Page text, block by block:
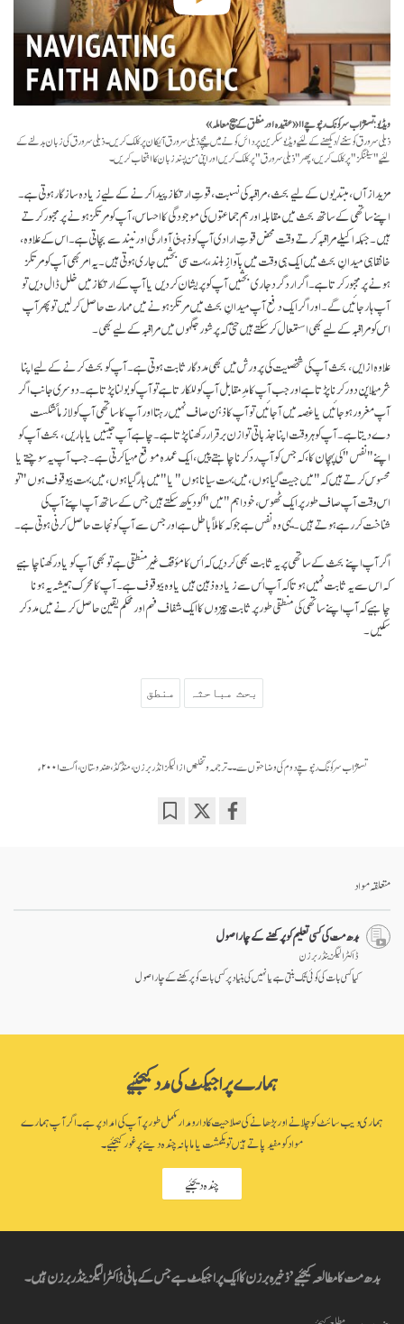
ویڈیو: تسنژاب سرکونگ رنپوچے ۱۱ ـ «عقیدہ اور منطق کے بیچ معاملہ»
ذیلی سرورق کو سننے/دیکھنے کے لئیے ویڈیو سکرین پر دائں کونے میں نیچے ذیلی سرورق آئیکان پر کلک کریں۔ ذیلی سرورق کی زبان بدلنے کے
لئیے "سیٹنگز" پر کلک کریں، پھر "ذیلی سرورق" پر کلک کریں اور اپنی من پسند زبان کا انتخاب کریں۔
مزید از آں، مبتدیوں کے لیے بحث، مراقبہ کی نسبت، قوتِ ارتکاز پیدا کرنے کے لیے زیادہ سازگار ہوتی ہے۔
اپنے ساتھی کے ساتھ بحث میں مقابلہ اور ہم جماعتوں کی موجودگی کا احساس، آپ کو مرتکز ہونے پر مجبور کرتے
ہیں۔ جبکہ اکیلے مراقبہ کرتے وقت محض قوتِ ارادی آپ کو ذہنی آوارگی اور نیند سے بچاتی ہے۔ اس کے علاوہ،
خانقاہی میدانِ بحث میں ایک ہی وقت میں بآوازِ بلند، بہت سی بحثیں جاری ہوتی ہیں۔ یہ امر بھی آپ کو مرتکز
ہونے پر مجبور کرتا ہے۔ اگر ارد گرد جاری بحثیں آپ کو پریشان کر دیں یا آپ کے ارتکاز میں خلل ڈال دیں تو
آپ ہار جائیں گے۔ اور اگر ایک دفع آپ میدانِ بحث میں مرتکز ہونے میں مہارت حاصل کر لیں تو پھر آپ
اس کو مراقبہ کے لیے بھی استمعال کر سکتے ہیں حتی کہ پر شور جگہوں میں مراقبہ کے لیے بھی۔
علاوہ از ایں، بحث آپ کی شخصیت کی پرورش میں بھی مدد گار ثابت ہوتی ہے۔ آپ کو بحث کرنے کے لیے اپنا
شرمیلا پن دور کرنا پڑتا ہے اور جب آپ کا مدِ مقابل آپ کو للکارتا ہے تو آپ کو بولنا پڑتا ہے۔ دوسری جانب اگر
آپ مغرور ہو جائیں یا غصہ میں آ جائیں تو آپ کا ذہن صاف نہیں رہتا اور آپ کا ساتھی آپ کو لازماً شکست
دے دیتا ہے۔ آپ کو ہر وقت اپنا جذباتی توازن برقرار رکھنا پڑتا ہے۔ چاہے آپ جیتیں یا ہاریں، بحث آپ کو
اپنے "نفس" کی پہچان کا، کہ جس کو آپ رد کرنا چاہتے پیں، ایک عمدہ موقع مہیا کرتی ہے۔ جب آپ یہ سوچتے یا
محسوس کرتے ہیں کہ "میں جیت گیا ہوں، میں بہت سیانا ہوں" یا "میں ہار گیا ہوں، میں بہت بیوقوف ہوں" تو
اس وقت آپ صاف طور پر ایک ٹھوس، خود اہم "میں" کو دیکھ سکتے ہیں جس کے ساتھ آپ اپنے آپ کی
شناخت کر رہے ہوتے ہیں۔ یہی وہ نفس ہے جو کہ کاملاً باطل ہے اور جس سے آپ کو نجات حاصل کرنی ہوتی ہے۔
اگر آپ اپنے بحث کے ساتھی پر یہ ثابت بھی کر دیں کہ اُس کا مؤقف غیر منطقی ہے تو بھی آپ کو یاد رکھنا چاہیے
کہ اس سے یہ ثابت نہیں ہوتا کہ آپ اُس سے زیادہ ذہین ہیں یا وہ بیوقوف ہے۔ آپ کا محرک ہمیشہ یہ ہونا
چاہیے کہ آپ اپنے ساتھی کی منطقی طور پر ثابت چیزوں کا ایک شفاف فہم اور محکم یقین حاصل کرنے میں مدد کر
سکیں۔
بحث مباحثہ منطق
تسنژاب سرکونگ رنپوچے دوم کی وضاحتوں سے ۔۔ ترجمہ و تخلیص از الیکزانڈر برزن، منڈگڈ، ھندوستان، اگست ۲۰۰۱ء
متعلقہ مواد
بدھ مت کی کسی تعلیم کو پرکھنے کے چار اصول
ڈاکٹر الیگزینڈر برزن
کیا کسی بات کی کوئی تُک بنتی ہے یا نہیں کی بنیاد پرکسی بات کو پرکھنے کے چار اصول
ہمارے پراجیکٹ کی مدد کیجئیے
ہماری ویب سائٹ کو چلانے اور بڑھانے کی صلاحیت کا دارومدار مکمل طور پر آپ کی امداد پر ہے۔ اگر آپ ہمارے
مواد کو مفید پاتے ہیں تو یکمشت یا ماہانہ چندہ دینے پر غور کیجئیے۔
چندہ دیجئیے
بدھ مت کا مطالعہ کیجئیے’ ذخیرہ برزن کا ایک پراجیکٹ ہے جس کے بانی ڈاکٹر الیگزینڈر برزن ہیں۔